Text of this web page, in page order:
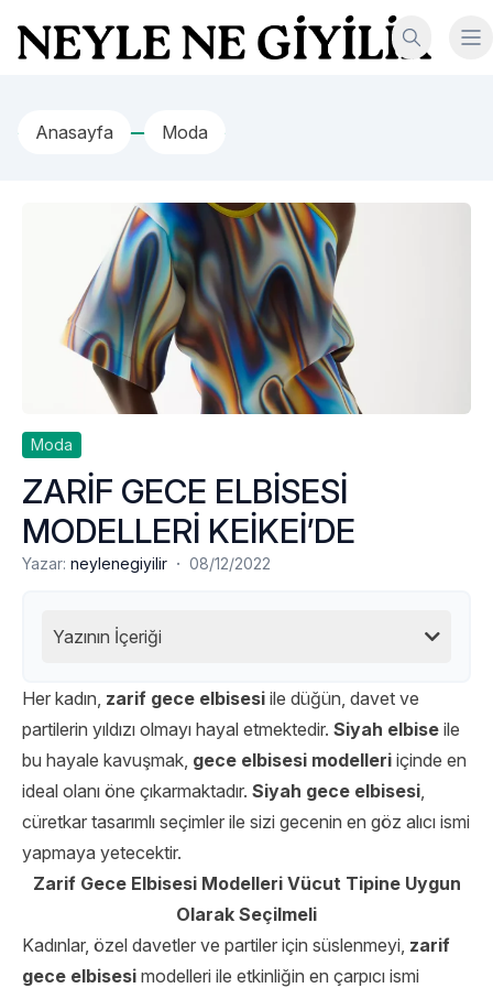
Neyle Ne Giyilir
Anasayfa Moda
Moda
ZARİF GECE ELBİSESİ
MODELLERİ KEİKEİ’DE
Yazar: neylenegiyilir · 08/12/2022
Yazının İçeriği
Her kadın, zarif gece elbisesi ile düğün, davet ve
partilerin yıldızı olmayı hayal etmektedir. Siyah elbise ile
bu hayale kavuşmak, gece elbisesi modelleri içinde en
ideal olanı öne çıkarmaktadır. Siyah gece elbisesi,
cüretkar tasarımlı seçimler ile sizi gecenin en göz alıcı ismi
yapmaya yetecektir.
Zarif Gece Elbisesi Modelleri Vücut Tipine Uygun
Olarak Seçilmeli
Kadınlar, özel davetler ve partiler için süslenmeyi, zarif
gece elbisesi modelleri ile etkinliğin en çarpıcı ismi